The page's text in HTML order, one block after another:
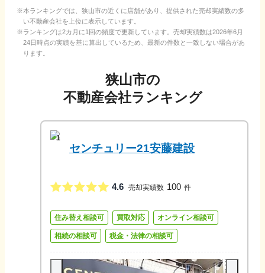
本ランキングでは、 狭山市の近くに店舗があり、提供された売却実績数の多
い不動産会社を上位に表示しています。
ランキングは2カ月に1回の頻度で更新しています。売却実績数は2026年6月
24日時点の実績を基に算出しているため、最新の件数と一致しない場合があ
ります。
狭山市の
不動産会社ランキング
1
センチュリー21安藤建設
4.6 売却実績数 100 件
住み替え相談可 買取対応 オンライン相談可
相続の相談可 税金・法律の相談可